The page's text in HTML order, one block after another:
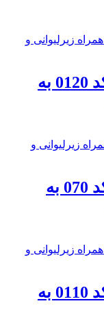
ست ماگ طرح بلک پینک کد 0120 به
ست ماگ طرح بلک پینک کد 070 به
ست ماگ طرح بلک پینک کد 0110 به